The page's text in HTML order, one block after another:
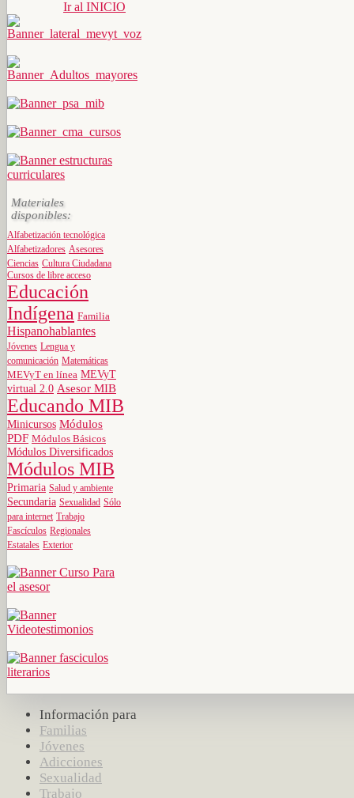
Ir al INICIO
Materiales
disponibles:
Alfabetización tecnológica
Alfabetizadores Asesores
Ciencias Cultura Ciudadana
Cursos de libre acceso
Educación
Indígena Familia
Hispanohablantes
Jóvenes Lengua y
comunicación Matemáticas
MEVyT en línea MEVyT
virtual 2.0 Asesor MIB
Educando MIB
Minicursos Módulos
PDF Módulos Básicos
Módulos Diversificados
Módulos MIB
Primaria Salud y ambiente
Secundaria Sexualidad Sólo
para internet Trabajo
Fascículos Regionales
Estatales Exterior
Información para
Familias
Jóvenes
Adicciones
Sexualidad
Trabajo